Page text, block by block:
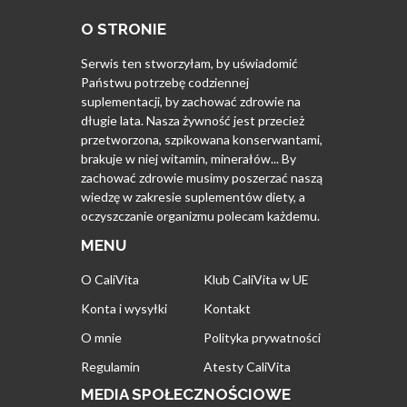
O STRONIE
Serwis ten stworzyłam, by uświadomić
Państwu potrzebę codziennej
suplementacji, by zachować zdrowie na
długie lata. Nasza żywność jest przecież
przetworzona, szpikowana konserwantami,
brakuje w niej witamin, minerałów... By
zachować zdrowie musimy poszerzać naszą
wiedzę w zakresie suplementów diety, a
oczyszczanie organizmu polecam każdemu.
MENU
O CaliVita
Klub CaliVita w UE
Konta i wysyłki
Kontakt
O mnie
Polityka prywatności
Regulamin
Atesty CaliVita
MEDIA SPOŁECZNOŚCIOWE